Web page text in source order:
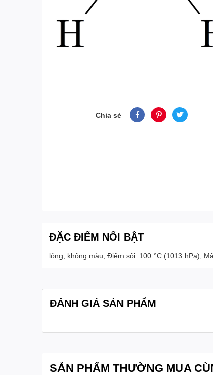
Chia sẻ
ĐẶC ĐIỂM NỔI BẬT
lỏng, không màu, Điểm sôi: 100 °C (1013 hPa),
ĐÁNH GIÁ SẢN PHẨM
SẢN PHẨM THƯỜNG MUA